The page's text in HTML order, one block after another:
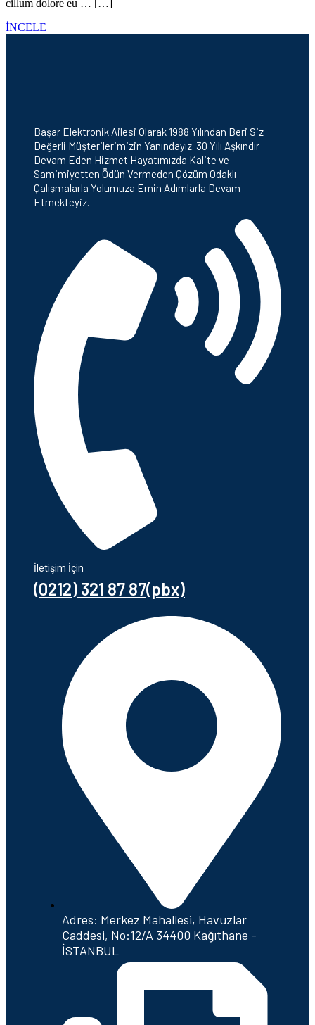
cillum dolore eu … […]
İNCELE
Başar Elektronik Ailesi Olarak 1988 Yılından Beri Siz
Değerli Müşterilerimizin Yanındayız. 30 Yılı Aşkındır
Devam Eden Hizmet Hayatımızda Kalite ve
Samimiyetten Ödün Vermeden Çözüm Odaklı
Çalışmalarla Yolumuza Emin Adımlarla Devam
Etmekteyiz.
İletişim İçin
(0212) 321 87 87(pbx)
Adres: Merkez Mahallesi, Havuzlar
Caddesi, No:12/A 34400 Kağıthane -
İSTANBUL